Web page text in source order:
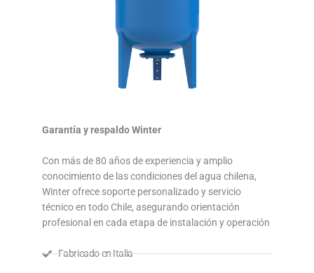
Garantía y respaldo Winter
Con más de 80 años de experiencia y amplio
conocimiento de las condiciones del agua chilena,
Winter ofrece soporte personalizado y servicio
técnico en todo Chile, asegurando orientación
profesional en cada etapa de instalación y operación
Fabricado en Italia